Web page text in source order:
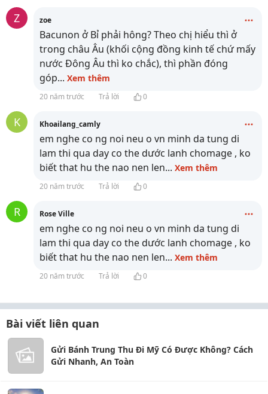
Z zoe
Bacunon ở Bỉ phải hông? Theo chị hiểu thì ở
trong châu Âu (khối cộng đồng kinh tế chứ mấy
nước Đông Âu thì ko chắc), thì phần đóng
góp... Xem thêm
20 năm trước Trả lời 0
K Khoailang_camly
em nghe co ng noi neu o vn minh da tung di
lam thi qua day co the dước lanh chomage , ko
biết that hu the nao nen len... Xem thêm
20 năm trước Trả lời 0
R Rose Ville
em nghe co ng noi neu o vn minh da tung di
lam thi qua day co the dước lanh chomage , ko
biết that hu the nao nen len... Xem thêm
20 năm trước Trả lời 0
Bài viết liên quan
Gửi Bánh Trung Thu Đi Mỹ Có Được Không? Cách
Gửi Nhanh, An Toàn